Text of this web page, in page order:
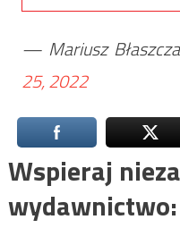
— Mariusz
25, 2022
Wspieraj
wydawnictwo: